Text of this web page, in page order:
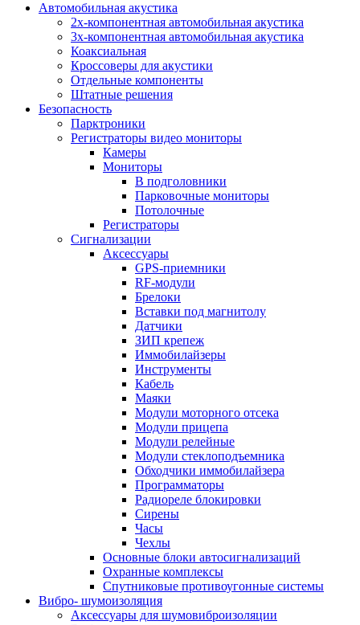
Автомобильная акустика
2х-компонентная автомобильная акустика
3х-компонентная автомобильная акустика
Коаксиальная
Кроссоверы для акустики
Отдельные компоненты
Штатные решения
Безопасность
Парктроники
Регистраторы видео мониторы
Камеры
Мониторы
В подголовники
Парковочные мониторы
Потолочные
Регистраторы
Сигнализации
Аксессуары
GPS-приемники
RF-модули
Брелоки
Вставки под магнитолу
Датчики
ЗИП крепеж
Иммобилайзеры
Инструменты
Кабель
Маяки
Модули моторного отсека
Модули прицепа
Модули релейные
Модули стеклоподъемника
Обходчики иммобилайзера
Программаторы
Радиореле блокировки
Сирены
Часы
Чехлы
Основные блоки автосигнализаций
Охранные комплексы
Спутниковые противоугонные системы
Вибро- шумоизоляция
Аксессуары для шумовиброизоляции